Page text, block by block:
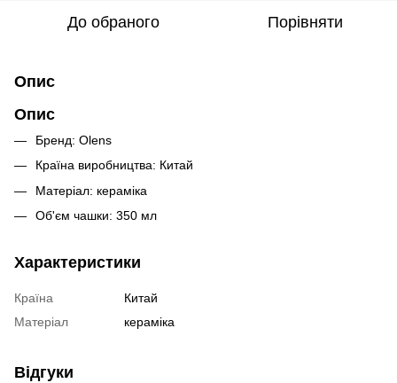
До обраного Порівняти
Опис
Опис
Бренд: Оlens
Країна виробництва: Китай
Матеріал: кераміка
Об'єм чашки: 350 мл
Характеристики
Країна
Китай
Матеріал
кераміка
Відгуки